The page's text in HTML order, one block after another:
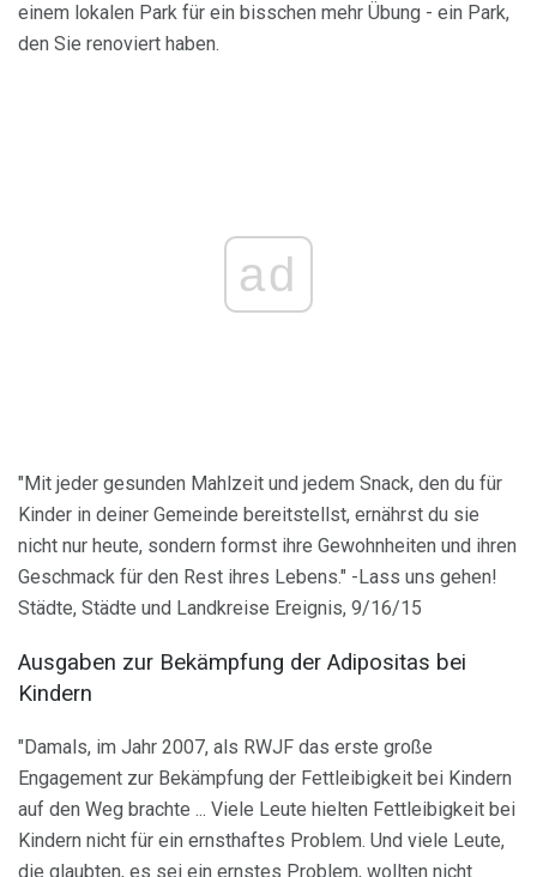
einem lokalen Park für ein bisschen mehr Übung - ein Park,
den Sie renoviert haben.
ad
"Mit jeder gesunden Mahlzeit und jedem Snack, den du für
Kinder in deiner Gemeinde bereitstellst, ernährst du sie
nicht nur heute, sondern formst ihre Gewohnheiten und ihren
Geschmack für den Rest ihres Lebens." -Lass uns gehen!
Städte, Städte und Landkreise Ereignis, 9/16/15
Ausgaben zur Bekämpfung der Adipositas bei
Kindern
"Damals, im Jahr 2007, als RWJF das erste große
Engagement zur Bekämpfung der Fettleibigkeit bei Kindern
auf den Weg brachte ... Viele Leute hielten Fettleibigkeit bei
Kindern nicht für ein ernsthaftes Problem. Und viele Leute,
die glaubten, es sei ein ernstes Problem, wollten nicht